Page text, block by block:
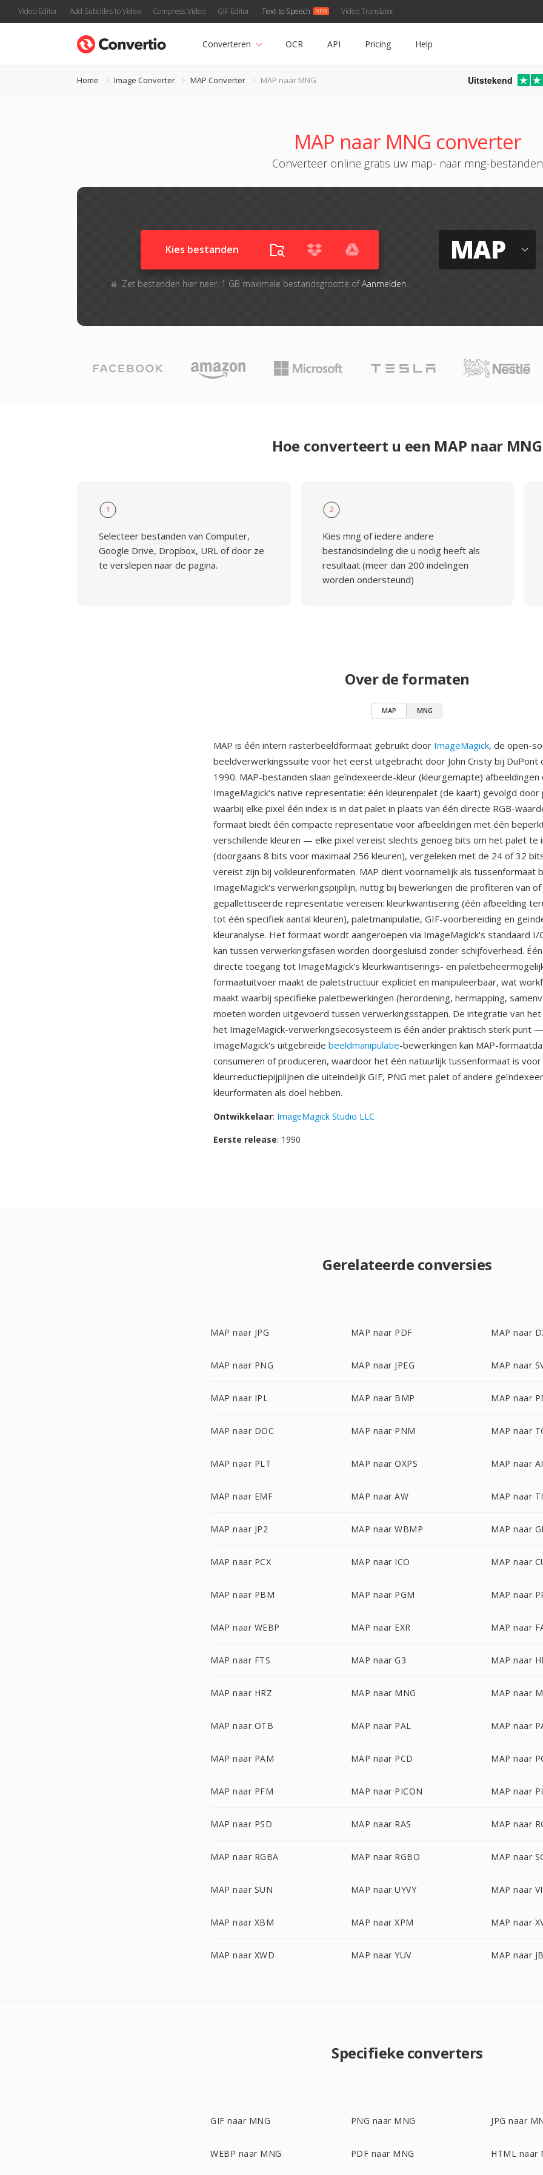
Video Editor Add Subtitles to Video Compress Video GIF Editor Text to Speech Video Translator
Converteren OCR API Pricing Help
Home Image Converter MAP Converter MAP naar MNG Uitstekend
MAP naar MNG converter
Converteer online gratis uw map- naar mng-bestanden
Kies bestanden
Zet bestanden hier neer. 1 GB maximale bestandsgrootte ofAanmelden
MAP
Hoe converteert u een MAP naar MNG
1
Selecteer bestanden van Computer,
Google Drive, Dropbox, URL of door ze
te verslepen naar de pagina.
2
Kies mng of iedere andere
bestandsindeling die u nodig heeft als
resultaat (meer dan 200 indelingen
worden ondersteund)
Over de formaten
MAP MNG
MAP is één intern rasterbeeldformaat gebruikt door ImageMagick, de open-
beeldverwerkingssuite voor het eerst uitgebracht door John Cristy bij DuPont
1990. MAP-bestanden slaan geïndexeerde-kleur (kleurgemapte) afbeeldingen
ImageMagick's native representatie: één kleurenpalet (de kaart) gevolgd door
waarbij elke pixel één index is in dat palet in plaats van één directe RGB-
formaat biedt één compacte representatie voor afbeeldingen met één
verschillende kleuren — elke pixel vereist slechts genoeg bits om het palet te
(doorgaans 8 bits voor maximaal 256 kleuren), vergeleken met de 24 of 32
vereist zijn bij volkleurenformaten. MAP dient voornamelijk als tussenformaat
ImageMagick's verwerkingspijplijn, nuttig bij bewerkingen die profiteren van of
gepallettiseerde representatie vereisen: kleurkwantisering (één afbeelding
tot één specifiek aantal kleuren), paletmanipulatie, GIF-voorbereiding en
kleuranalyse. Het formaat wordt aangeroepen via ImageMagick's standaard I/
kan tussen verwerkingsfasen worden doorgesluisd zonder schijfoverhead.
directe toegang tot ImageMagick's kleurkwantiserings- en
formaatuitvoer maakt de paletstructuur expliciet en manipuleerbaar, wat
maakt waarbij specifieke paletbewerkingen (herordening, hermapping,
moeten worden uitgevoerd tussen verwerkingsstappen. De integratie van
het ImageMagick-verwerkingsecosysteem is één ander praktisch sterk punt
ImageMagick's uitgebreide beeldmanipulatie-bewerkingen kan MAP-
consumeren of produceren, waardoor het één natuurlijk tussenformaat is voor
kleurreductiepijplijnen die uiteindelijk GIF, PNG met palet of andere
kleurformaten als doel hebben.
Ontwikkelaar: ImageMagick Studio LLC
Eerste release: 1990
Gerelateerde conversies
MAP naar JPG MAP naar PDF MAP naar
MAP naar PNG MAP naar JPEG MAP naar
MAP naar IPL MAP naar BMP MAP naar
MAP naar DOC MAP naar PNM MAP naar
MAP naar PLT MAP naar OXPS MAP naar AI
MAP naar EMF MAP naar AW MAP naar
MAP naar JP2 MAP naar WBMP MAP naar
MAP naar PCX MAP naar ICO MAP naar
MAP naar PBM MAP naar PGM MAP naar
MAP naar WEBP MAP naar EXR MAP naar
MAP naar FTS MAP naar G3 MAP naar
MAP naar HRZ MAP naar MNG MAP naar
MAP naar OTB MAP naar PAL MAP naar
MAP naar PAM MAP naar PCD MAP naar
MAP naar PFM MAP naar PICON MAP naar
MAP naar PSD MAP naar RAS MAP naar
MAP naar RGBA MAP naar RGBO MAP naar
MAP naar SUN MAP naar UYVY MAP naar
MAP naar XBM MAP naar XPM MAP naar
MAP naar XWD MAP naar YUV MAP naar
Specifieke converters
GIF naar MNG PNG naar MNG JPG naar
WEBP naar MNG PDF naar MNG HTML naar